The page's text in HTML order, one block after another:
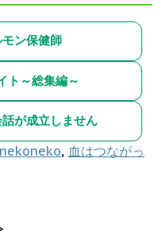
ン保健師
ト～総集編～
が成立しません
nekoneko, 血はつながっ